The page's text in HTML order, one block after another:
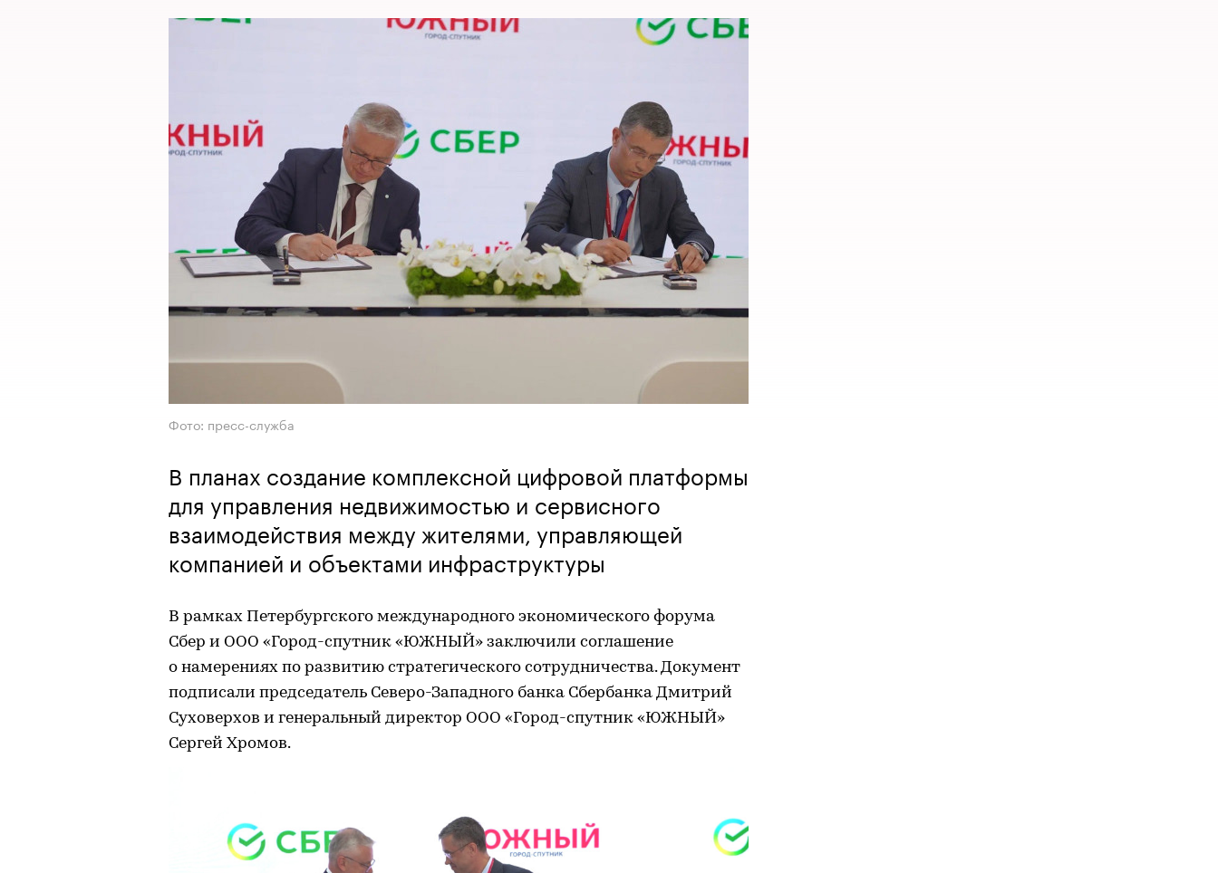
Фото: пресс-служба
В планах создание комплексной цифровой платформы
для управления недвижимостью и сервисного
взаимодействия между жителями, управляющей
компанией и объектами инфраструктуры
В рамках Петербургского международного экономического форума
Сбер и ООО «Город-спутник «ЮЖНЫЙ» заключили соглашение
о намерениях по развитию стратегического сотрудничества. Документ
подписали председатель Северо-Западного банка Сбербанка Дмитрий
Суховерхов и генеральный директор ООО «Город-спутник «ЮЖНЫЙ»
Сергей Хромов.